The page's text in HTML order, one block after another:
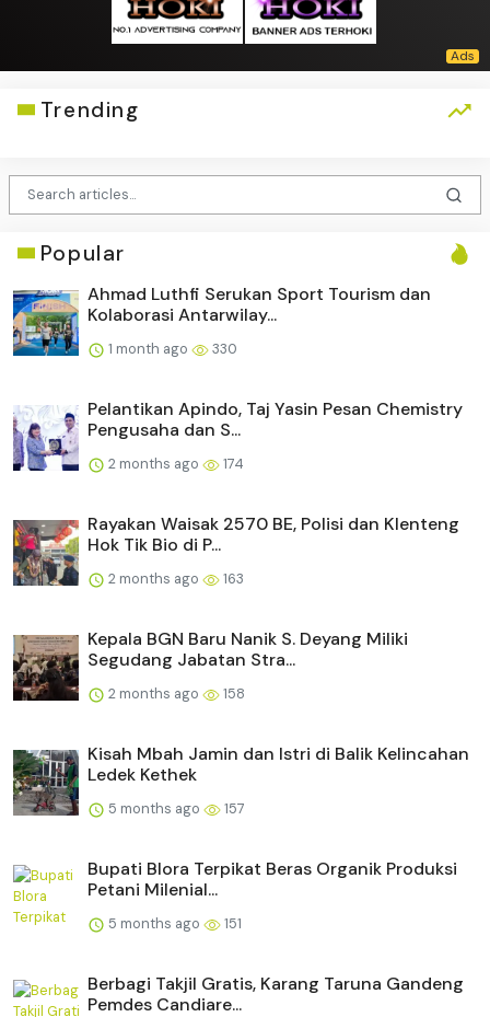
Trending
Popular
Ahmad Luthfi Serukan Sport Tourism dan
Kolaborasi Antarwilay...
1 month ago 330
Pelantikan Apindo, Taj Yasin Pesan Chemistry
Pengusaha dan S...
2 months ago 174
Rayakan Waisak 2570 BE, Polisi dan Klenteng
Hok Tik Bio di P...
2 months ago 163
Kepala BGN Baru Nanik S. Deyang Miliki
Segudang Jabatan Stra...
2 months ago 158
Kisah Mbah Jamin dan Istri di Balik Kelincahan
Ledek Kethek
5 months ago 157
Bupati Blora Terpikat Beras Organik Produksi
Petani Milenial...
5 months ago 151
Berbagi Takjil Gratis, Karang Taruna Gandeng
Pemdes Candiare...